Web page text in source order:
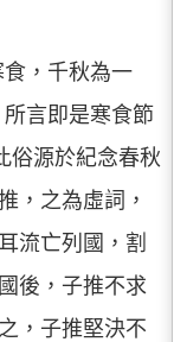
，千秋為一
言即是寒食節
俗源於紀念春秋
，之為虛詞，
流亡列國，割
後，子推不求
，子推堅決不